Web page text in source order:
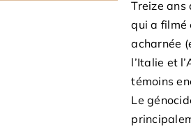
Treize ans
qui a filmé
acharnée
l’Italie et
témoins
Le
le fruit
génocide
regard sur
nos
humanité.